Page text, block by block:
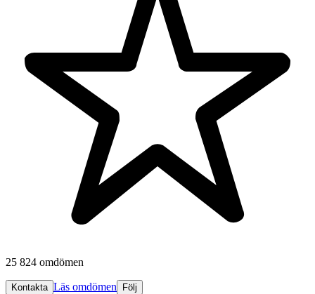
25 824 omdömen
Kontakta Läs omdömen Följ